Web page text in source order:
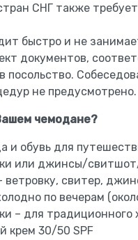
СНГ также
быстро и не
документов,
посольство.
не предусмотрено.
чемодане?
и обувь для
или джинсы/
свитер,
по вечерам
– для
крем 30/50 SPF